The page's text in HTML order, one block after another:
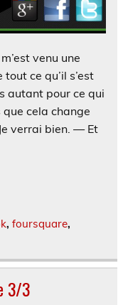
venu une
ce qu’il s’est
autant pour ce qui
cela change
verrai bien. — Et
, foursquare,
3/3